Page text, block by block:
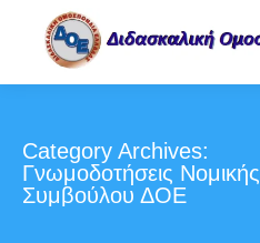
Category Archives:
Γνωμοδοτήσεις Νομικής
Συμβούλου ΔΟΕ